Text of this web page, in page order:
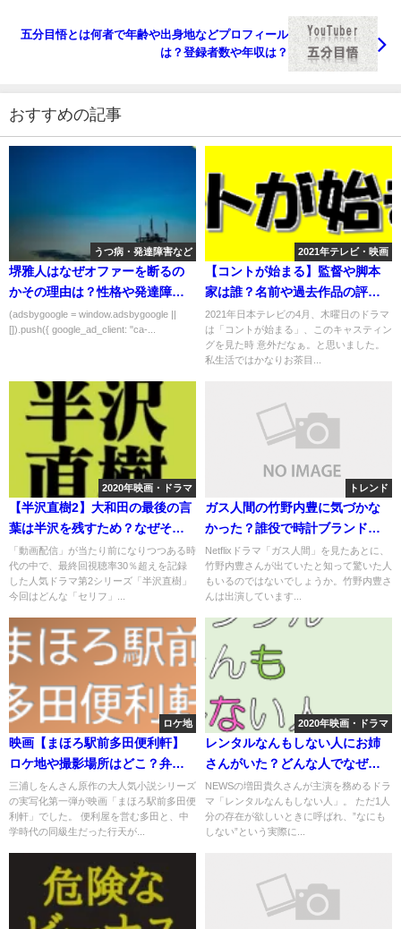
五分目悟とは何者で年齢や出身地などプロフィール
は？登録者数や年収は？
おすすめの記事
うつ病・発達障害など
堺雅人はなぜオファーを断るの
かその理由は？性格や発達障害
があるって本当？
(adsbygoogle = window.adsbygoogle ||
[]).push({ google_ad_client: "ca-...
2021年テレビ・映画
【コントが始まる】監督や脚本
家は誰？名前や過去作品の評価
は？
2021年日本テレビの4月、木曜日のドラマ
は「コントが始まる」、このキャスティン
グを見た時 意外だなぁ。と思いました。
私生活ではかなりお茶目...
2020年映画・ドラマ
【半沢直樹2】大和田の最後の言
葉は半沢を残すため？なぜそこ
までする？
「動画配信」が当たり前になりつつある時
代の中で、最終回視聴率30％超えを記録
した人気ドラマ第2シリーズ「半沢直樹」
今回はどんな「セリフ」...
トレンド
ガス人間の竹野内豊に気づかな
かった？誰役で時計ブランド
は？
Netflixドラマ「ガス人間」を見たあとに、
竹野内豊さんが出ていたと知って驚いた人
もいるのではないでしょうか。竹野内豊さ
んは出演しています...
ロケ地
映画【まほろ駅前多田便利軒】
ロケ地や撮影場所はどこ？弁当
屋や公園など
三浦しをんさん原作の大人気小説シリーズ
の実写化第一弾が映画「まほろ駅前多田便
利軒」でした。 便利屋を営む多田と、中
学時代の同級生だった行天が...
2020年映画・ドラマ
レンタルなんもしない人にお姉
さんがいた？どんな人でなぜ亡
くなったの？
NEWSの増田貴久さんが主演を務めるドラ
マ「レンタルなんもしない人」。 ただ1人
分の存在が欲しいときに呼ばれ、”なにも
しない”という実際に...